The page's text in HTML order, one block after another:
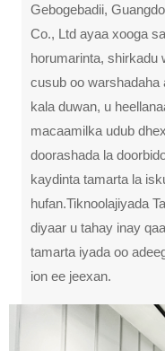
Gebogebadii,
Co., Ltd ayaa xooga
horumarinta, shirkadu
cusub oo warshadaha
kala duwan, u
macaamilka udub
doorashada la
kaydinta tamarta la
hufan.Tiknoolajiyada
diyaar u tahay inay
tamarta iyada oo
ion ee jeexan.